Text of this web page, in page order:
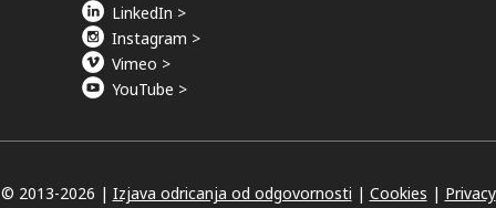
LinkedIn >
Instagram >
Vimeo >
YouTube >
© 2013-2026 | Izjava odricanja od odgovornosti | Cookies | Privacy